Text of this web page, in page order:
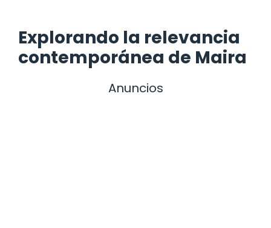
Explorando la relevancia
contemporánea de Maira
Anuncios